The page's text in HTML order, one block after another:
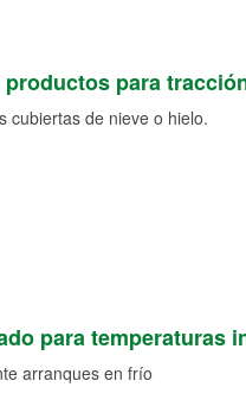
para
cubiertas de nieve o hielo.
para temperaturas
arranques en frío